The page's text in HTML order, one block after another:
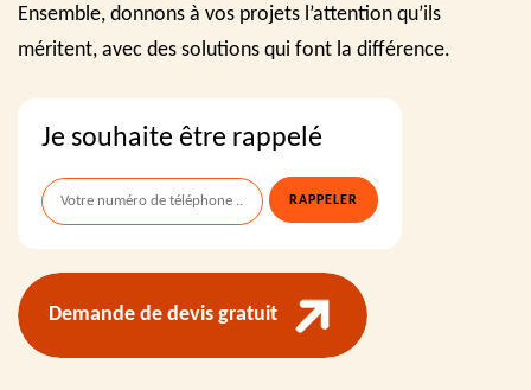
Ensemble, donnons à vos projets l’attention qu’ils
méritent, avec des solutions qui font la différence.
Je souhaite être rappelé
Demande de devis gratuit